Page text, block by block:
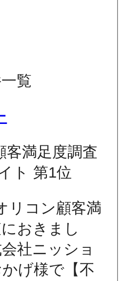
覧
リコン顧客満
おきまし
社ニッショ
げ様で【不